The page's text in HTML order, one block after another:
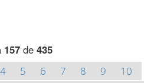
157de 435
4 5 6 7 8 9
10